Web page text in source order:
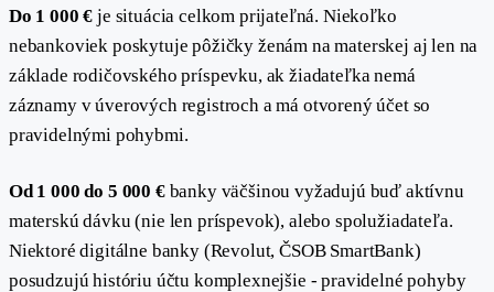
Do 1 000 € je situácia celkom prijateľná. Niekoľko
nebankoviek poskytuje pôžičky ženám na materskej aj len na
základe rodičovského príspevku, ak žiadateľka nemá
záznamy v úverových registroch a má otvorený účet so
pravidelnými pohybmi.
Od 1 000 do 5 000 €banky väčšinou vyžadujú buď aktívnu
materskú dávku (nie len príspevok), alebo spolužiadateľa.
Niektoré digitálne banky (Revolut, ČSOB SmartBank)
posudzujú históriu účtu komplexnejšie - pravidelné pohyby